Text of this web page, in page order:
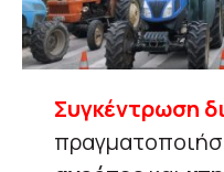
Συγκέντρωση